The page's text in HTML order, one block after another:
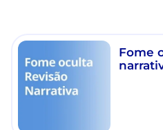
Fome